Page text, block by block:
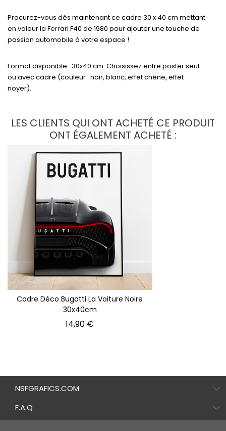
Procurez-vous dès maintenant ce cadre 30 x 40 cm mettant
en valeur la Ferrari F40 de 1980 pour ajouter une touche de
passion automobile à votre espace !
Format disponible : 30x40 cm. Choisissez entre poster seul
ou avec cadre (couleur : noir, blanc, effet chêne, effet
noyer).
LES CLIENTS QUI ONT ACHETÉ CE PRODUIT
ONT ÉGALEMENT ACHETÉ :
Cadre Déco Bugatti La Voiture Noire
30x40cm
14,90 €
NSFGRAFICS.COM
F.A.Q